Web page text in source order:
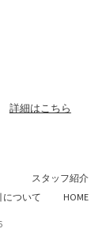
詳細はこちら
スタッフ紹介
について HOME